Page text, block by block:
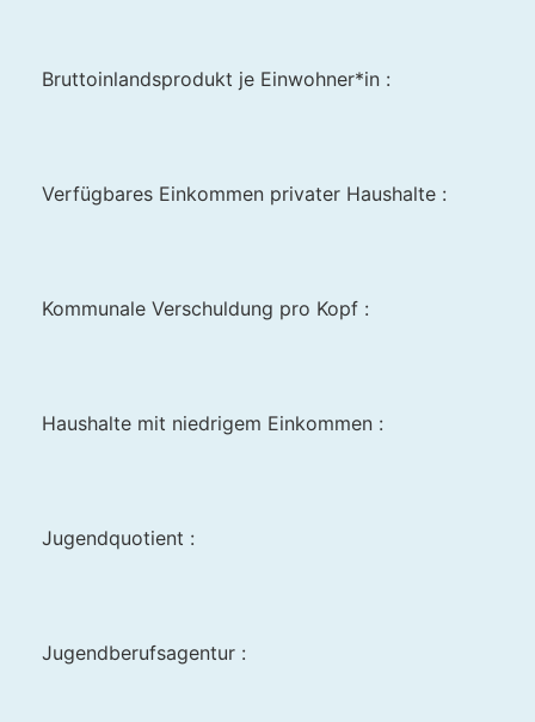
Bruttoinlandsprodukt je Einwohner*in :
Verfügbares Einkommen privater Haushalte :
Kommunale Verschuldung pro Kopf :
Haushalte mit niedrigem Einkommen :
Jugendquotient :
Jugendberufsagentur :